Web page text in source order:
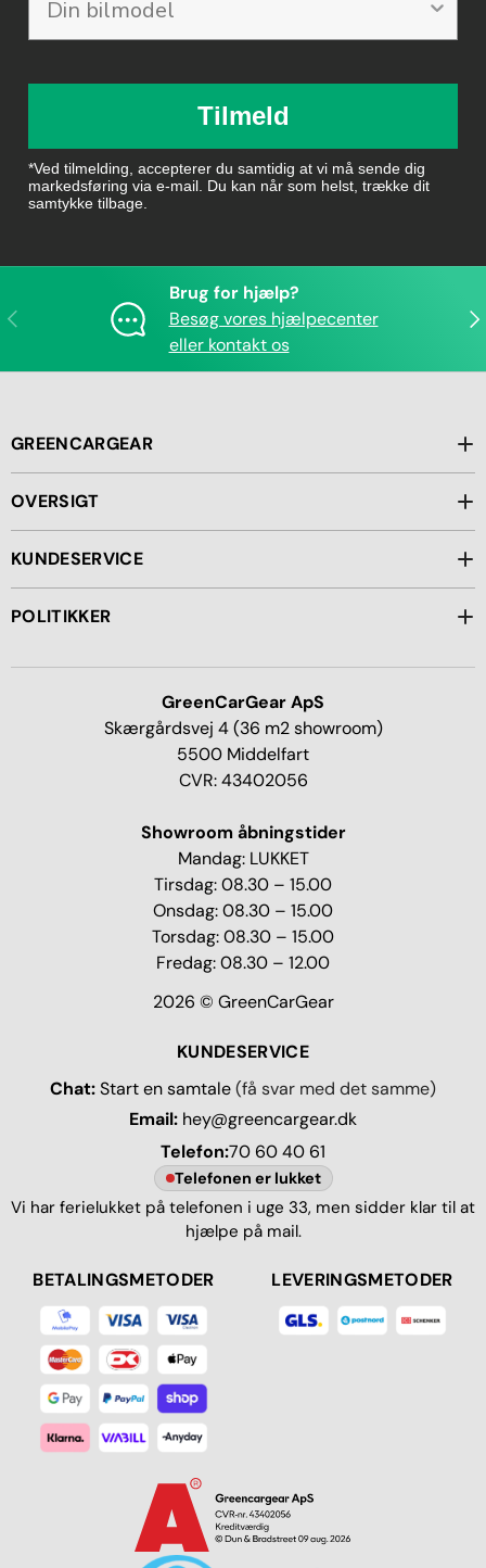
Tilmeld
*Ved tilmelding, accepterer du samtidig at vi må sende dig
markedsføring via e-mail. Du kan når som helst, trække dit
samtykke tilbage.
Forrige
Brug for hjælp?
Besøg vores hjælpecenter
eller kontakt os
GREENCARGEAR
OVERSIGT
KUNDESERVICE
POLITIKKER
GreenCarGear ApS
Skærgårdsvej 4 (36 m2 showroom)
5500 Middelfart
CVR: 43402056
Showroom åbningstider
Mandag: LUKKET
Tirsdag: 08.30 – 15.00
Onsdag: 08.30 – 15.00
Torsdag: 08.30 – 15.00
Fredag: 08.30 – 12.00
2026 © GreenCarGear
KUNDESERVICE
Chat:Start en samtale(få svar med det samme)
Email: hey@greencargear.dk
Telefon:70 60 40 61
Telefonen er lukket
Vi har ferielukket på telefonen i uge 33, men sidder klar til at
hjælpe på mail.
BETALINGSMETODER LEVERINGSMETODER